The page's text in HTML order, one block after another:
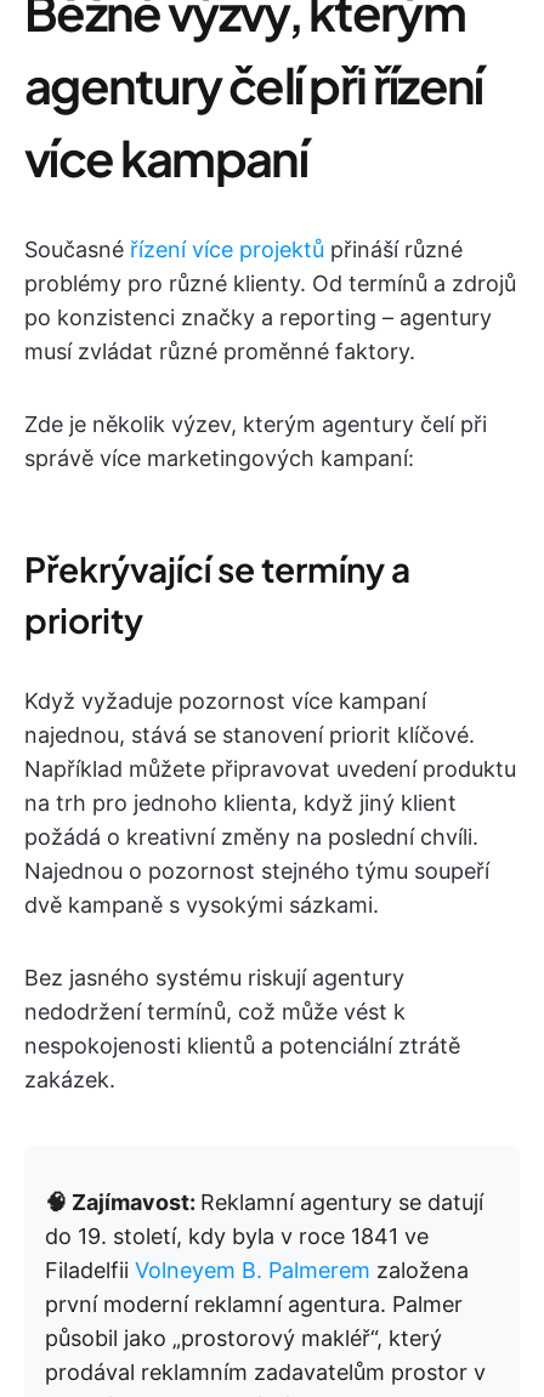
agentury čelí při řízení
více kampaní
Současné řízení více projektů přináší různé
problémy pro různé klienty. Od termínů a zdrojů
po konzistenci značky a reporting – agentury
musí zvládat různé proměnné faktory.
Zde je několik výzev, kterým agentury čelí při
správě více marketingových kampaní:
Překrývající se termíny a
priority
Když vyžaduje pozornost více kampaní
najednou, stává se stanovení priorit klíčové.
Například můžete připravovat uvedení produktu
na trh pro jednoho klienta, když jiný klient
požádá o kreativní změny na poslední chvíli.
Najednou o pozornost stejného týmu soupeří
dvě kampaně s vysokými sázkami.
Bez jasného systému riskují agentury
nedodržení termínů, což může vést k
nespokojenosti klientů a potenciální ztrátě
zakázek.
🧠 Zajímavost: Reklamní agentury se datují
do 19. století, kdy byla v roce 1841 ve
Filadelfii Volneyem B. Palmerem založena
první moderní reklamní agentura. Palmer
působil jako „prostorový makléř“, který
prodával reklamním zadavatelům prostor v